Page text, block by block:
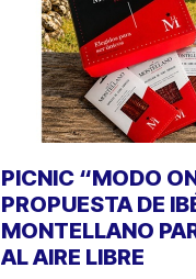
PICNIC “MODO
PROPUESTA DE
MONTELLANO
AL AIRE LIBRE